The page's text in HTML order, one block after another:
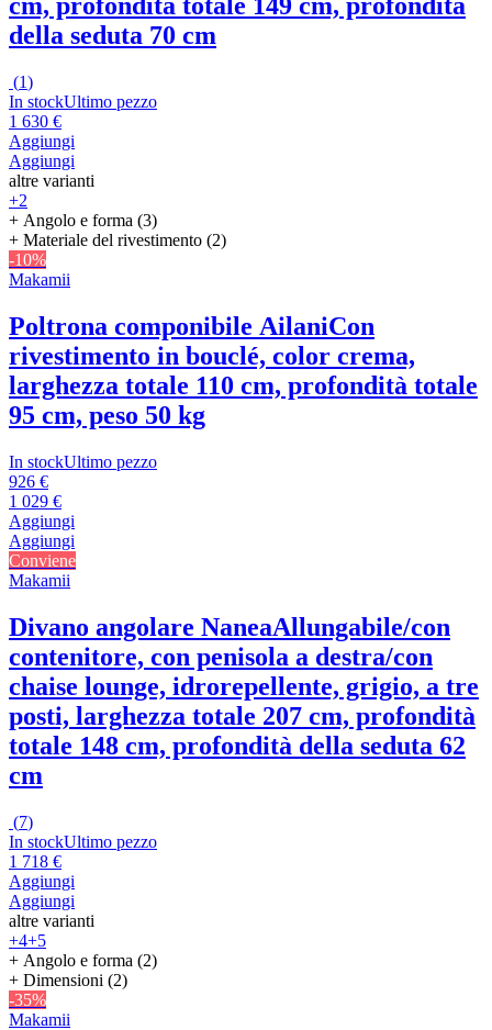
cm, profondità totale 149 cm, profondità
della seduta 70 cm
(1)
In stockUltimo pezzo
1 630 €
Aggiungi
Aggiungi
altre varianti
+2
+ Angolo e forma (3)
+ Materiale del rivestimento (2)
-10%
Makamii
Poltrona componibile AilaniCon
rivestimento in bouclé, color crema,
larghezza totale 110 cm, profondità totale
95 cm, peso 50 kg
In stockUltimo pezzo
926 €
1 029 €
Aggiungi
Aggiungi
Conviene
Makamii
Divano angolare NaneaAllungabile/con
contenitore, con penisola a destra/con
chaise lounge, idrorepellente, grigio, a tre
posti, larghezza totale 207 cm, profondità
totale 148 cm, profondità della seduta 62
cm
(7)
In stockUltimo pezzo
1 718 €
Aggiungi
Aggiungi
altre varianti
+4+5
+ Angolo e forma (2)
+ Dimensioni (2)
-35%
Makamii